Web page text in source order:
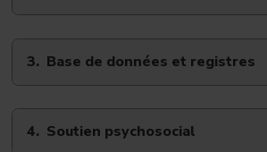
Base de données et registres
Soutien psychosocial